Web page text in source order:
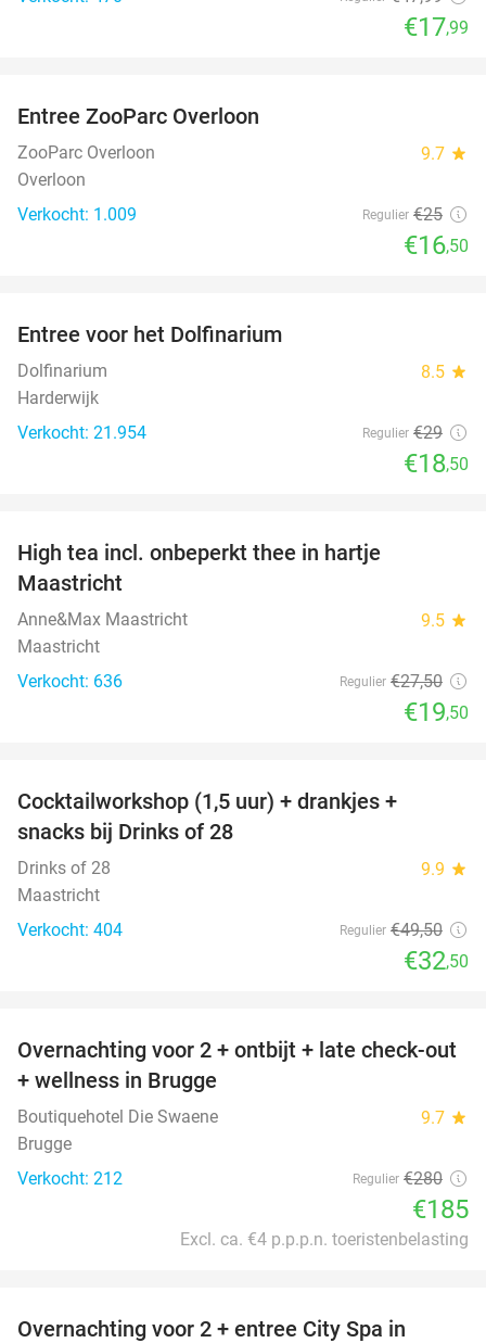
€17,99
Entree ZooParc Overloon
ZooParc Overloon 9.7 star
Overloon
Verkocht: 1.009
Regulier €25
€16,50
Entree voor het Dolfinarium
Dolfinarium 8.5 star
Harderwijk
Verkocht: 21.954
Regulier €29
€18,50
High tea incl. onbeperkt thee in hartje
Maastricht
Anne&Max Maastricht 9.5 star
Maastricht
Verkocht: 636
Regulier €27,50
€19,50
Cocktailworkshop (1,5 uur) + drankjes +
snacks bij Drinks of 28
Drinks of 28 9.9 star
Maastricht
Verkocht: 404
Regulier €49,50
€32,50
34%
Overnachting voor 2 + ontbijt + late check-out
+ wellness in Brugge
Boutiquehotel Die Swaene 9.7 star
Brugge
Verkocht: 212
Regulier €280
€185
Excl. ca. €4 p.p.p.n. toeristenbelasting
Overnachting voor 2 + entree City Spa in